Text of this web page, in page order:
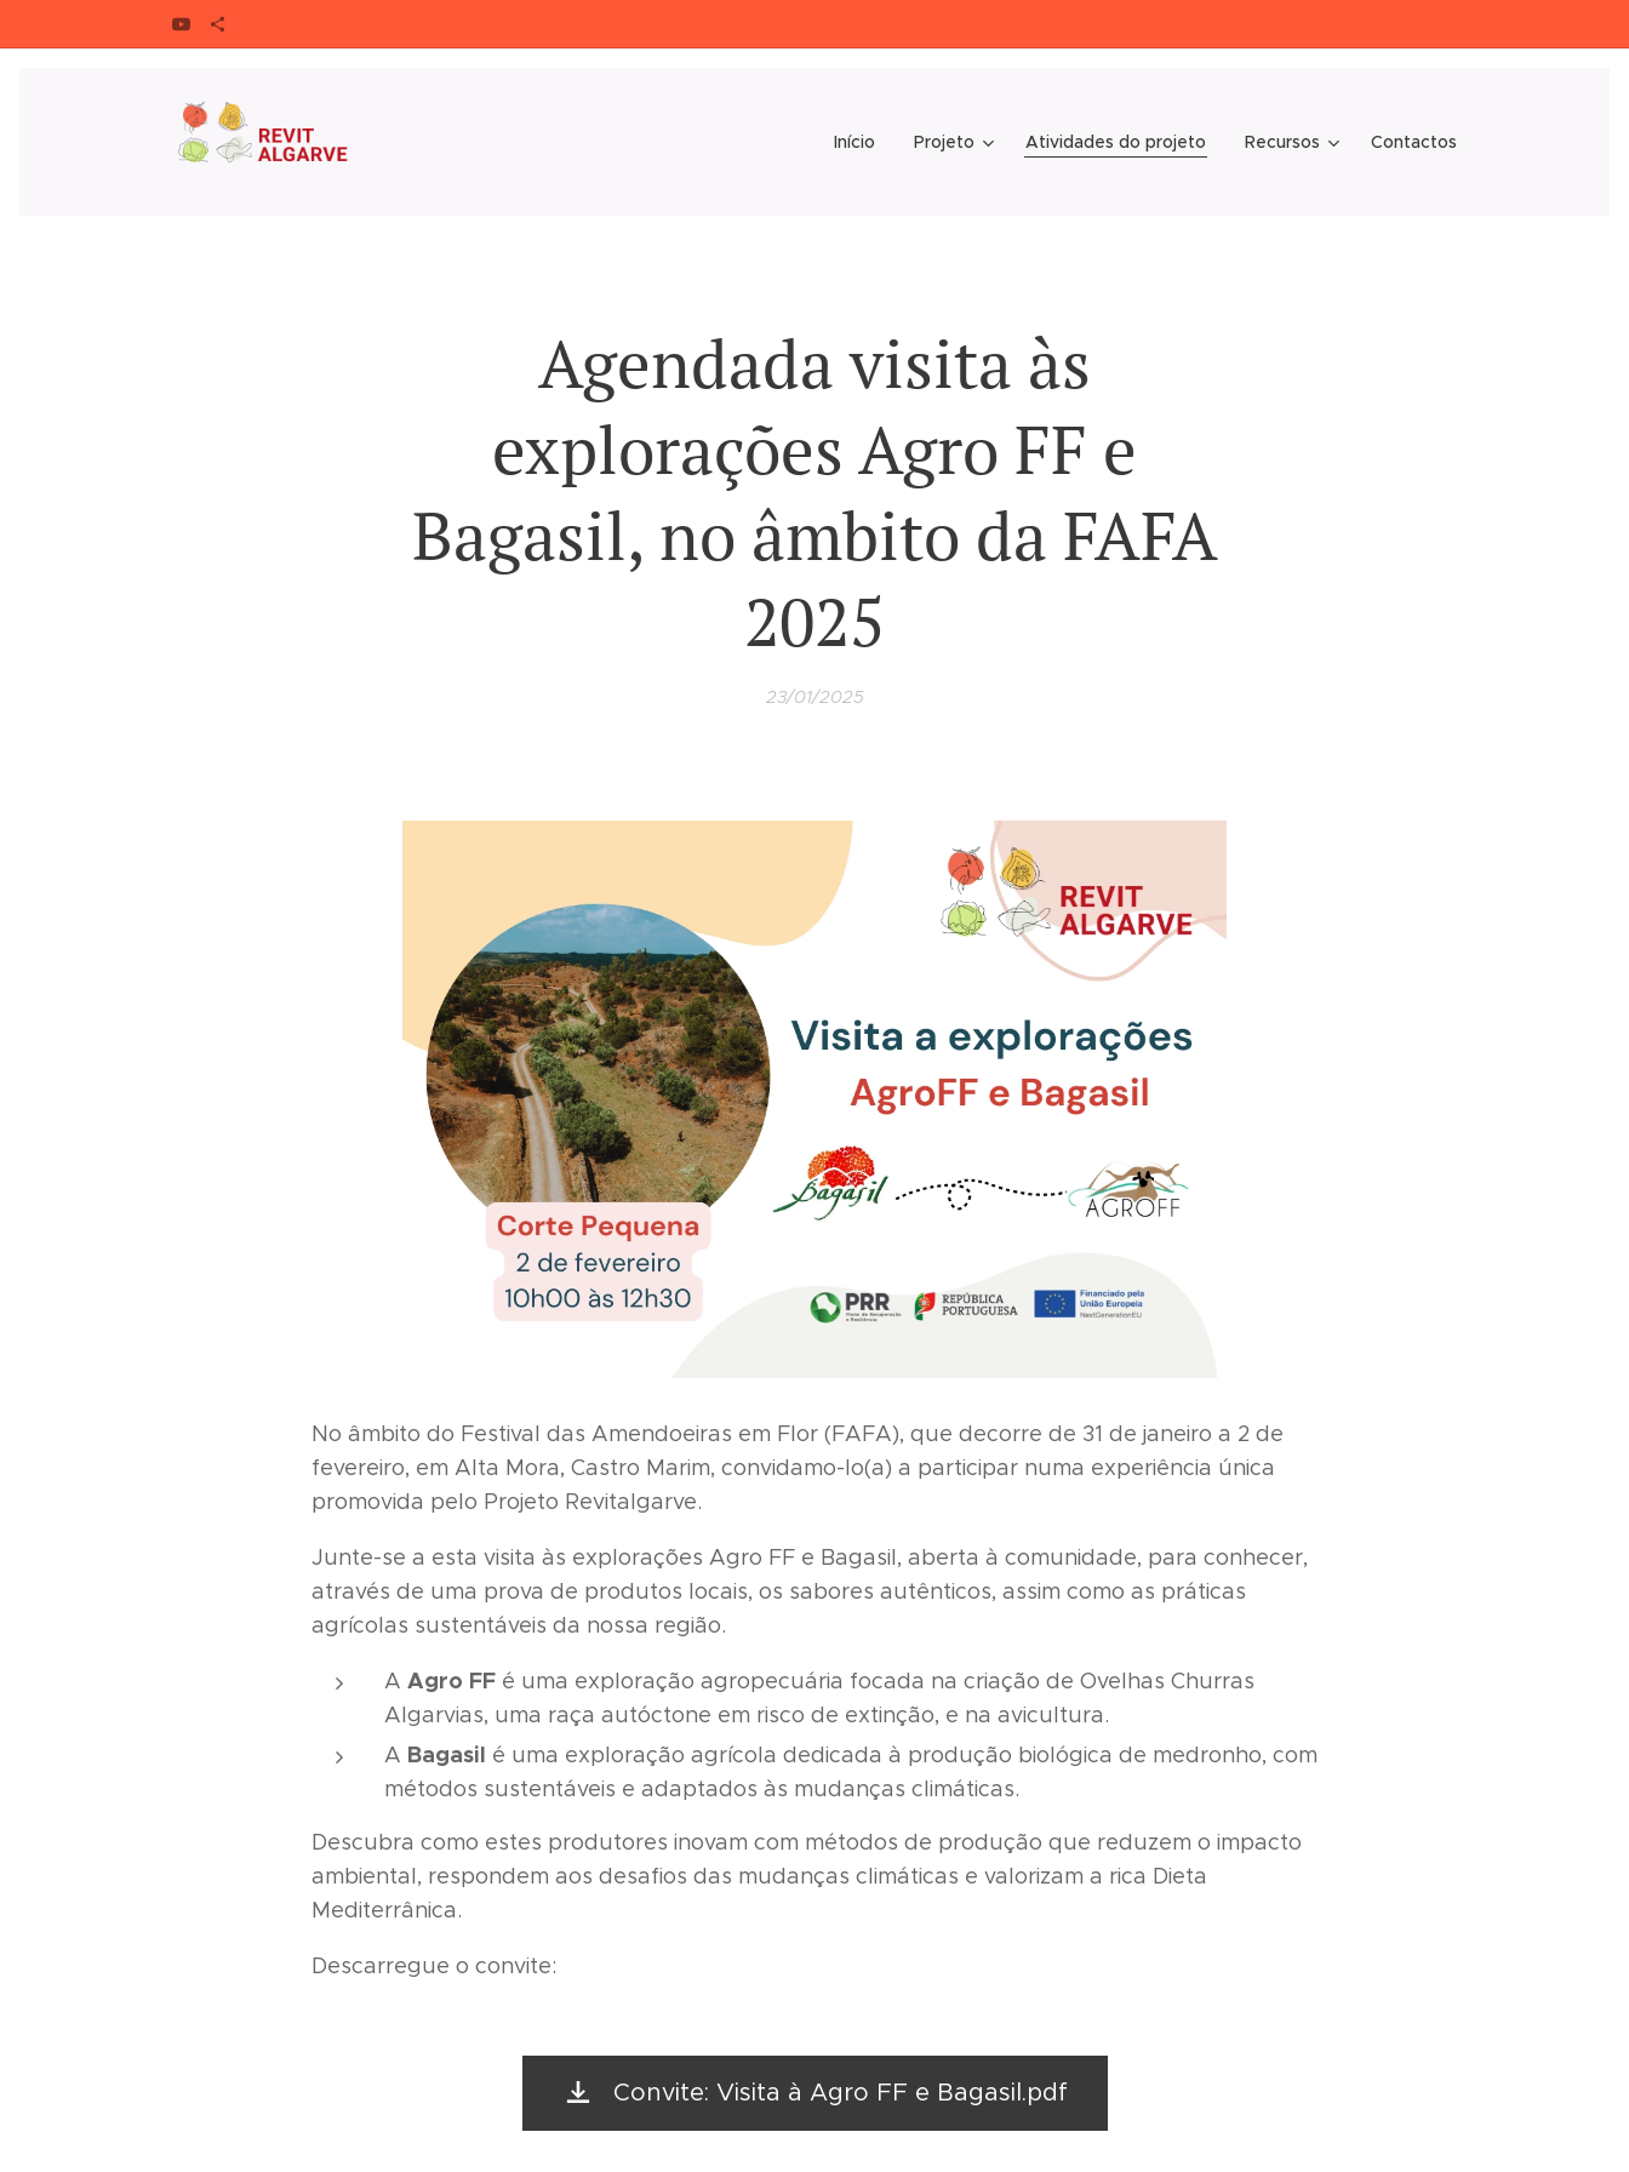
Início Projeto Atividades do projeto Recursos Contactos
Agendada visita às
explorações Agro FF e
Bagasil, no âmbito da FAFA
2025
23/01/2025
No âmbito do Festival das Amendoeiras em Flor (FAFA), que decorre de 31 de janeiro a 2 de
fevereiro, em Alta Mora, Castro Marim, convidamo-lo(a) a participar numa experiência única
promovida pelo Projeto Revitalgarve.
Junte-se a esta visita às explorações Agro FF e Bagasil, aberta à comunidade, para conhecer,
através de uma prova de produtos locais, os sabores autênticos, assim como as práticas
agrícolas sustentáveis da nossa região.
A Agro FF é uma exploração agropecuária focada na criação de Ovelhas Churras
Algarvias, uma raça autóctone em risco de extinção, e na avicultura.
A Bagasil é uma exploração agrícola dedicada à produção biológica de medronho, com
métodos sustentáveis e adaptados às mudanças climáticas.
Descubra como estes produtores inovam com métodos de produção que reduzem o impacto
ambiental, respondem aos desafios das mudanças climáticas e valorizam a rica Dieta
Mediterrânica.
Descarregue o convite:
Convite: Visita à Agro FF e Bagasil.pdf